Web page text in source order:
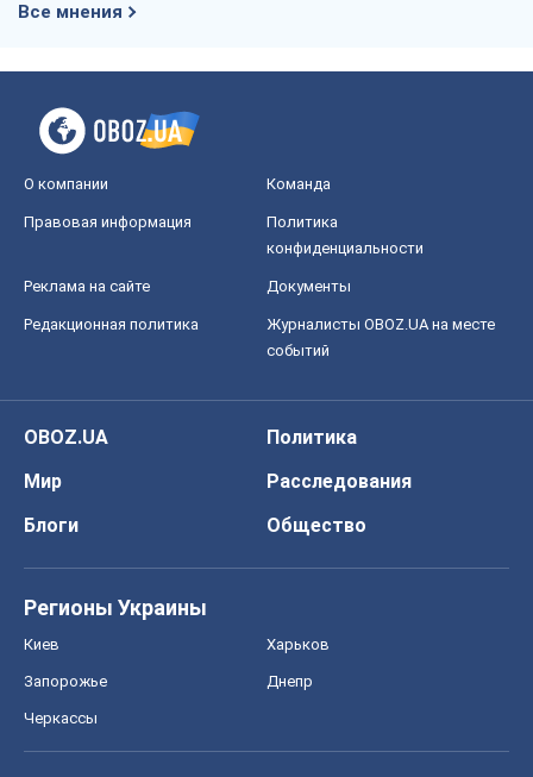
Все мнения
О компании Команда
Правовая информация
Политика
конфиденциальности
Реклама на сайте Документы
Редакционная политика
Журналисты OBOZ.UA на месте
событий
OBOZ.UA
Политика
Мир
Расследования
Блоги
Общество
Регионы Украины
Киев Харьков
Запорожье Днепр
Черкассы